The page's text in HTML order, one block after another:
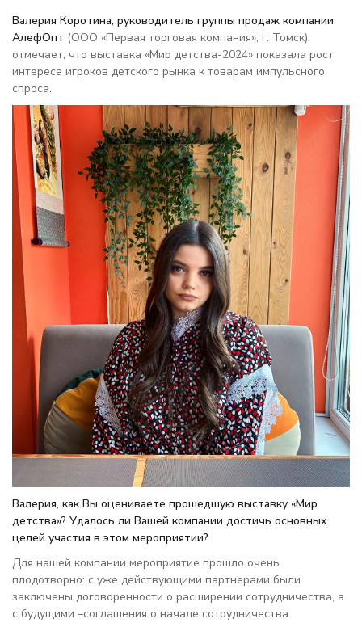
Валерия Коротина, руководитель группы продаж компании
АлефОпт (ООО «Первая торговая компания», г. Томск),
отмечает, что выставка «Мир детства-2024» показала рост
интереса игроков детского рынка к товарам импульсного
спроса.
Валерия, как Вы оцениваете прошедшую выставку «Мир
детства»? Удалось ли Вашей компании достичь основных
целей участия в этом мероприятии?
Для нашей компании мероприятие прошло очень
плодотворно: с уже действующими партнерами были
заключены договоренности о расширении сотрудничества, а
с будущими –соглашения о начале сотрудничества.